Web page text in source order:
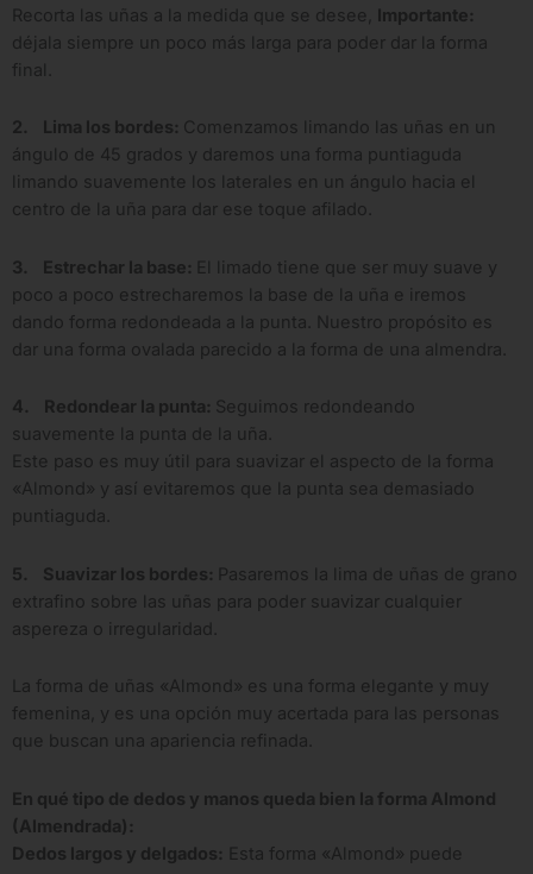
Recorta las uñas a la medida que se desee, Importante:
déjala siempre un poco más larga para poder dar la forma
final.
2. Lima los bordes: Comenzamos limando las uñas en un
ángulo de 45 grados y daremos una forma puntiaguda
limando suavemente los laterales en un ángulo hacia el
centro de la uña para dar ese toque afilado.
3. Estrechar la base: El limado tiene que ser muy suave y
poco a poco estrecharemos la base de la uña e iremos
dando forma redondeada a la punta. Nuestro propósito es
dar una forma ovalada parecido a la forma de una almendra.
4. Redondear la punta: Seguimos redondeando
suavemente la punta de la uña.
Este paso es muy útil para suavizar el aspecto de la forma
«Almond» y así evitaremos que la punta sea demasiado
puntiaguda.
5. Suavizar los bordes: Pasaremos la lima de uñas de grano
extrafino sobre las uñas para poder suavizar cualquier
aspereza o irregularidad.
La forma de uñas «Almond» es una forma elegante y muy
femenina, y es una opción muy acertada para las personas
que buscan una apariencia refinada.
En qué tipo de dedos y manos queda bien la forma Almond
(Almendrada):
Dedos largos y delgados: Esta forma «Almond» puede